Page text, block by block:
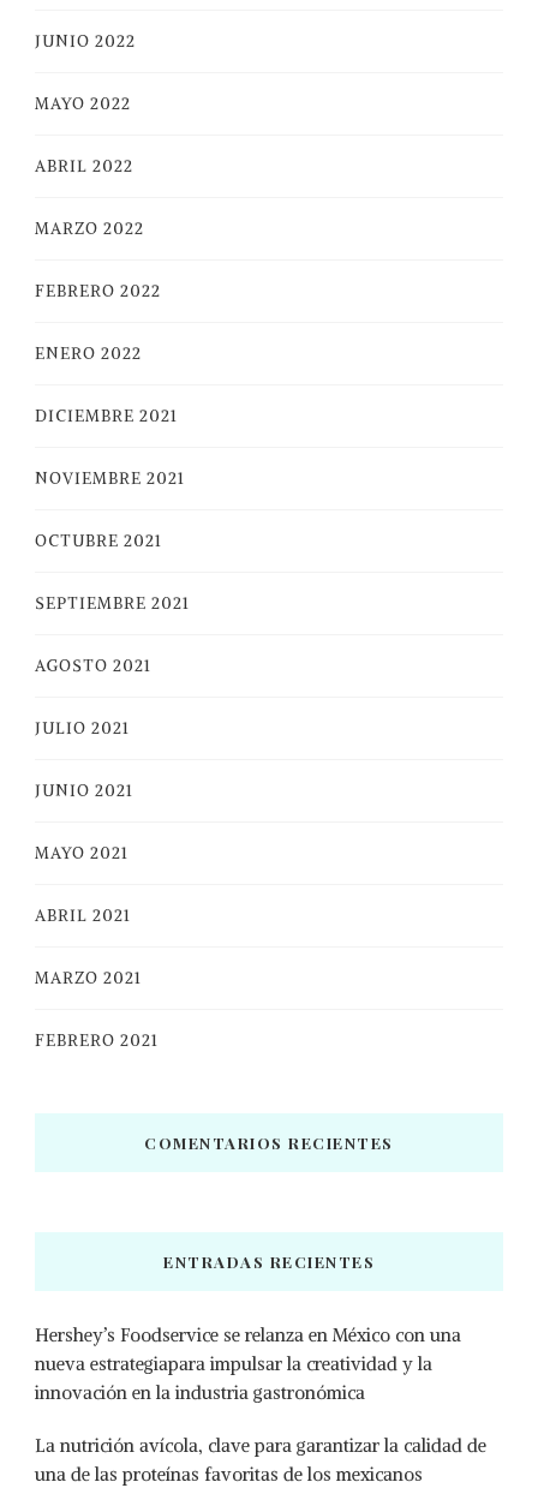
JUNIO 2022
MAYO 2022
ABRIL 2022
MARZO 2022
FEBRERO 2022
ENERO 2022
DICIEMBRE 2021
NOVIEMBRE 2021
OCTUBRE 2021
SEPTIEMBRE 2021
AGOSTO 2021
JULIO 2021
JUNIO 2021
MAYO 2021
ABRIL 2021
MARZO 2021
FEBRERO 2021
COMENTARIOS RECIENTES
ENTRADAS RECIENTES
Hershey’s Foodservice se relanza en México con una
nueva estrategiapara impulsar la creatividad y la
innovación en la industria gastronómica
La nutrición avícola, clave para garantizar la calidad de
una de las proteínas favoritas de los mexicanos